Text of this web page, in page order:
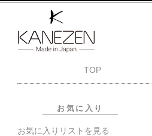
TOP
お気に入り
お気に入りリストを見る